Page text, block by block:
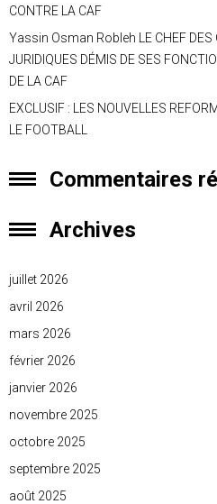
CONTRE LA CAF
Yassin Osman Robleh LE CHEF DES
JURIDIQUES DÉMIS DE SES
DE LA CAF
EXCLUSIF : LES NOUVELLES
LE FOOTBALL
Commentaires
Archives
juillet 2026
avril 2026
mars 2026
février 2026
janvier 2026
novembre 2025
octobre 2025
septembre 2025
août 2025